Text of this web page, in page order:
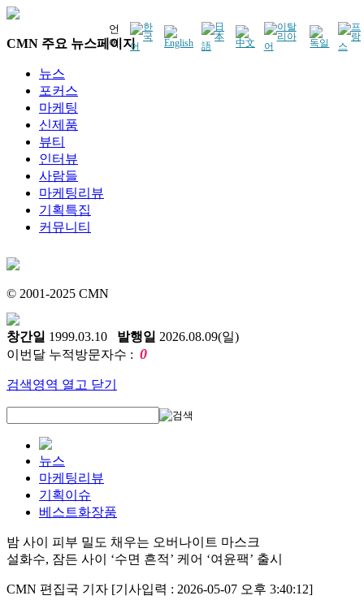
언
어
CMN 주요 뉴스페이지
뉴스
포커스
마케팅
신제품
뷰티
인터뷰
사람들
마케팅리뷰
기획특집
커뮤니티
© 2001-2025 CMN
창간일 1999.03.10 발행일 2026.08.09(일)
이번달 누적방문자수 : 0
검색영역 열고 닫기
뉴스
마케팅리뷰
기획이슈
베스트화장품
밤 사이 피부 밀도 채우는 오버나이트 마스크
설화수, 잠든 사이 ‘수면 흔적’ 케어 ‘여윤팩’ 출시
CMN 편집국 기자 [기사입력 : 2026-05-07 오후 3:40:12]